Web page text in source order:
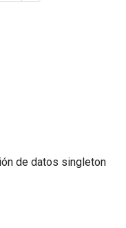
de datos singleton